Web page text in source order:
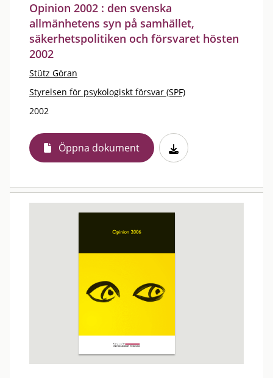
Opinion 2002 : den svenska
allmänhetens syn på samhället,
säkerhetspolitiken och försvaret hösten
2002
Stütz Göran
Styrelsen för psykologiskt försvar (SPF)
2002
Öppna dokument